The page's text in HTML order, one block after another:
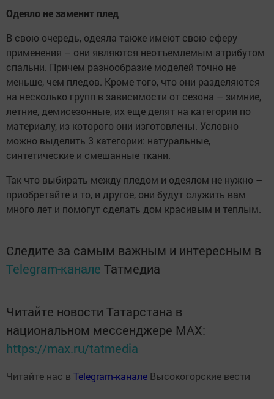
Одеяло не заменит плед
В свою очередь, одеяла также имеют свою сферу
применения – они являются неотъемлемым атрибутом
спальни. Причем разнообразие моделей точно не
меньше, чем пледов. Кроме того, что они разделяются
на несколько групп в зависимости от сезона – зимние,
летние, демисезонные, их еще делят на категории по
материалу, из которого они изготовлены. Условно
можно выделить 3 категории: натуральные,
синтетические и смешанные ткани.
Так что выбирать между пледом и одеялом не нужно –
приобретайте и то, и другое, они будут служить вам
много лет и помогут сделать дом красивым и теплым.
Следите за самым важным и интересным в
Telegram-канале Татмедиа
Читайте новости Татарстана в
национальном мессенджере MАХ:
https://max.ru/tatmedia
Читайте нас в Telegram-канале Высокогорские вести